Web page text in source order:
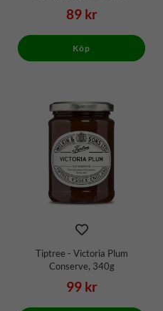
89 kr
Köp
Tiptree - Victoria Plum
Conserve, 340g
99 kr